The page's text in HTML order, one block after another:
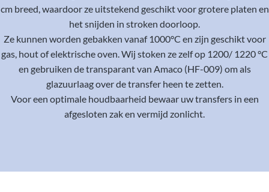
cm breed, waardoor ze uitstekend geschikt voor grotere platen en
het snijden in stroken doorloop.
Ze kunnen worden gebakken vanaf 1000°C en zijn geschikt voor
gas, hout of elektrische oven. Wij stoken ze zelf op 1200/ 1220 °C
en gebruiken de transparant van Amaco (HF-009) om als
glazuurlaag over de transfer heen te zetten.
Voor een optimale houdbaarheid bewaar uw transfers in een
afgesloten zak en vermijd zonlicht.